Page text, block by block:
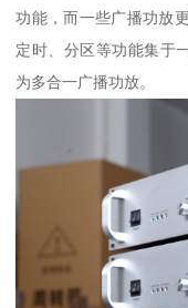
功能，而一些广播功放
定时、分区等功能集于
为多合一广播功放。